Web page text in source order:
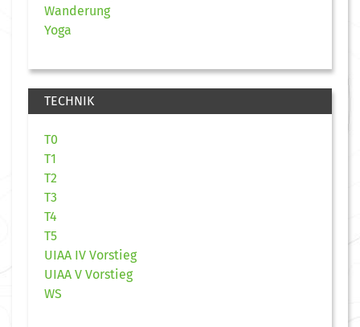
Wanderung
Yoga
TECHNIK
T0
T1
T2
T3
T4
T5
UIAA IV Vorstieg
UIAA V Vorstieg
WS